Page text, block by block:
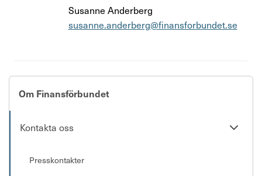
Logga in
Susanne Anderberg
susanne.anderberg@finansforbundet.se
Om Finansförbundet
Kontakta oss
Se
Presskontakter